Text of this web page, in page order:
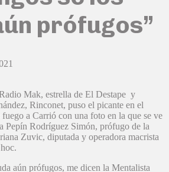
prófugos”
Mak, estrella de El Destape y
Rinconet, puso el picante en el
a Carrió con una foto en la que se ve
Pepín Rodríguez Simón, prófugo de la
Zuvic, diputada y operadora macrista
aún prófugos, me dicen la Mentalista